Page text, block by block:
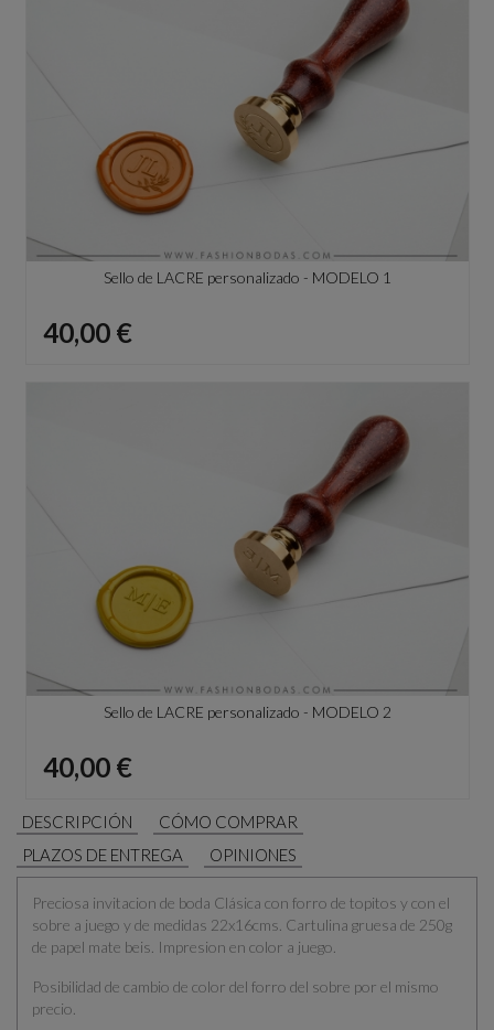
Sello de LACRE personalizado - MODELO 1
Precio
40,00 €
Sello de LACRE personalizado - MODELO 2
Precio
40,00 €
DESCRIPCIÓN
CÓMO COMPRAR
PLAZOS DE ENTREGA
OPINIONES
Preciosa invitacion de boda Clásica con forro de topitos y con el
sobre a juego y de medidas 22x16cms. Cartulina gruesa de 250g
de papel mate beis. Impresion en color a juego.
Posibilidad de cambio de color del forro del sobre por el mismo
precio.